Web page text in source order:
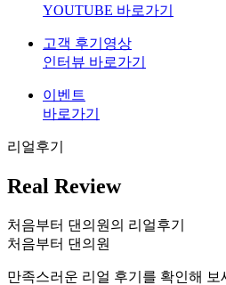
YOUTUBE 바로가기
고객 후기영상
인터뷰 바로가기
이벤트
바로가기
리얼후기
Real Review
처음부터 댄의원의 리얼후기
처음부터 댄의원
만족스러운 리얼 후기를 확인해 보